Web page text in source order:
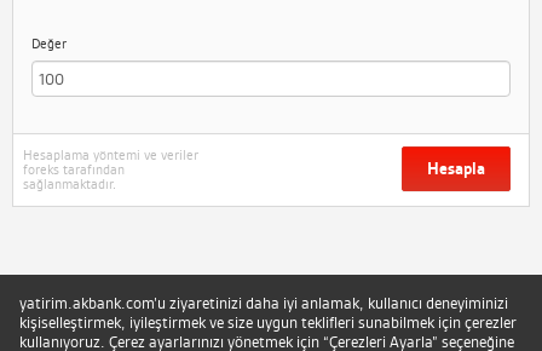
Değer
Hesaplama yöntemi ve veriler
foreks tarafından
sağlanmaktadır.
Hesapla